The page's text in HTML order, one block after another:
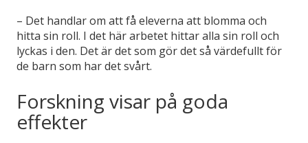
– Det handlar om att få eleverna att blomma och
hitta sin roll. I det här arbetet hittar alla sin roll och
lyckas i den. Det är det som gör det så värdefullt för
de barn som har det svårt.
Forskning visar på goda
effekter